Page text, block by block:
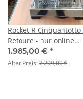
Rocket R Cinquantotto
Retoure - nur online
bestellbar
1.985,00 € *
Alter Preis:2.299,00 €